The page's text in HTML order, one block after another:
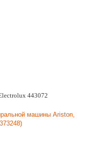
443072